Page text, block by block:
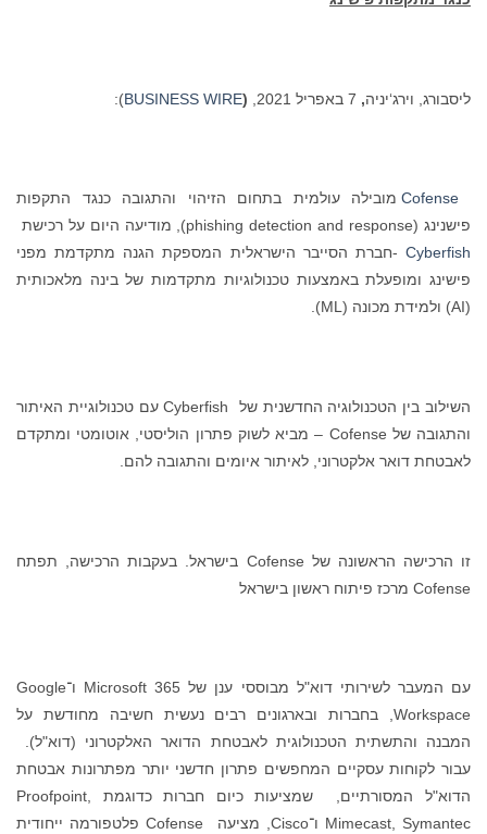
ליסבורג, וירג‘יניה, 7 באפריל 2021, (
BUSINESS WIRE
):
Cofenseמובילה עולמית בתחום הזיהוי והתגובה כנגד התקפות
פישנינג (phishing detection and response), מודיעה היום על רכישת
Cyberfish -חברת הסייבר הישראלית המספקת הגנה מתקדמת מפני
פישינג ומופעלת באמצעות טכנולוגיות מתקדמות של בינה מלאכותית
(AI) ולמידת מכונה (ML).
השילוב בין הטכנולוגיה החדשנית של Cyberfish עם טכנולוגיית האיתור
והתגובה של Cofense – מביא לשוק פתרון הוליסטי, אוטומטי ומתקדם
לאבטחת דואר אלקטרוני, לאיתור איומים והתגובה להם.
זו הרכישה הראשונה של Cofense בישראל. בעקבות הרכישה, תפתח
Cofense מרכז פיתוח ראשון בישראל
עם המעבר לשירותי דוא"ל מבוססי ענן של Microsoft 365 ו־Google
Workspace, בחברות ובארגונים רבים נעשית חשיבה מחודשת על
המבנה והתשתית הטכנולוגית לאבטחת הדואר האלקטרוני (דוא"ל).
עבור לקוחות עסקיים המחפשים פתרון חדשני יותר מפתרונות אבטחת
הדוא"ל המסורתיים, שמציעות כיום חברות כדוגמת Proofpoint,
Mimecast, Symantec ו־Cisco, מציעה Cofense פלטפורמה ייחודית